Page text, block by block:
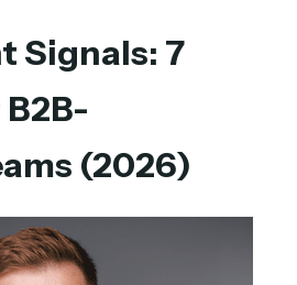
Signals: 7
(2026)